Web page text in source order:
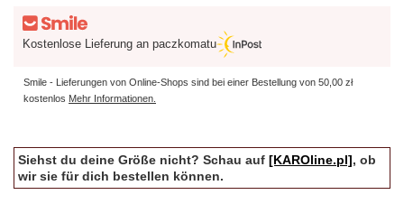
Kostenlose Lieferung an paczkomatu
Smile - Lieferungen von Online-Shops sind bei einer Bestellung von 50,00 zł
kostenlos Mehr Informationen.
Siehst du deine Größe nicht? Schau auf [KAROline.pl], ob
wir sie für dich bestellen können.